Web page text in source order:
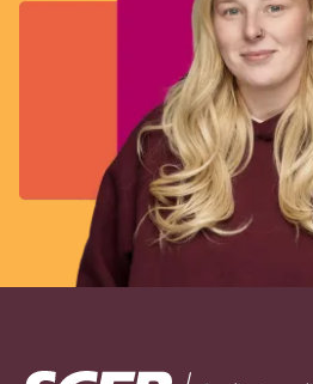
Image